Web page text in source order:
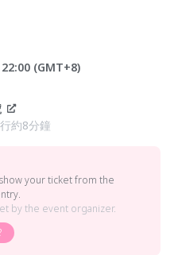
(GMT+8)
約8分鐘
your ticket from the
by the event organizer.